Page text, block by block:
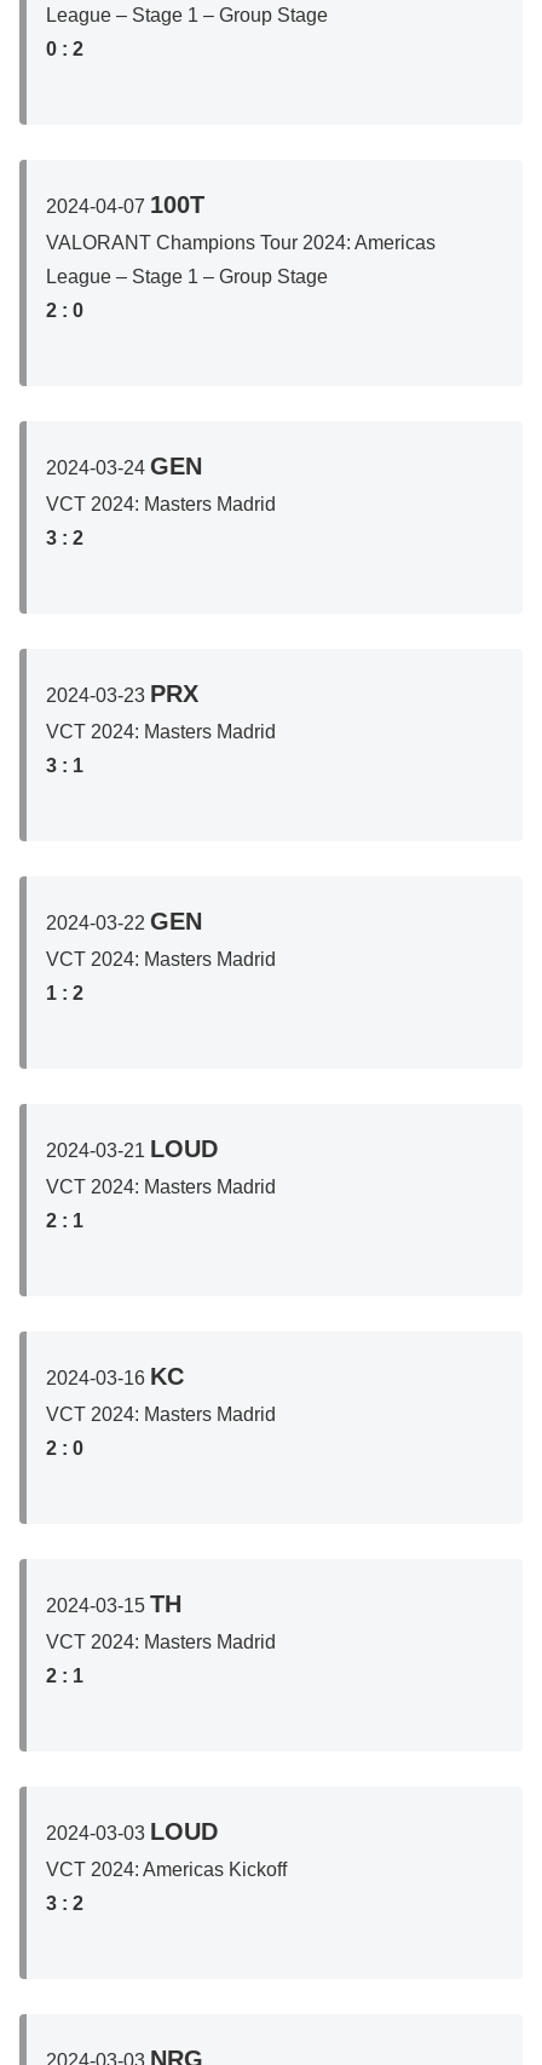
League – Stage 1 – Group Stage
0 : 2
2024-04-07 100T
VALORANT Champions Tour 2024: Americas
League – Stage 1 – Group Stage
2 : 0
2024-03-24 GEN
VCT 2024: Masters Madrid
3 : 2
2024-03-23 PRX
VCT 2024: Masters Madrid
3 : 1
2024-03-22 GEN
VCT 2024: Masters Madrid
1 : 2
2024-03-21 LOUD
VCT 2024: Masters Madrid
2 : 1
2024-03-16 KC
VCT 2024: Masters Madrid
2 : 0
2024-03-15 TH
VCT 2024: Masters Madrid
2 : 1
2024-03-03 LOUD
VCT 2024: Americas Kickoff
3 : 2
2024-03-03 NRG